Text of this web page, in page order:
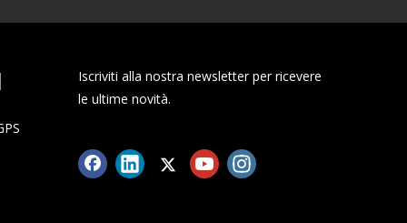
Iscriviti alla nostra newsletter per ricevere
le ultime novità.